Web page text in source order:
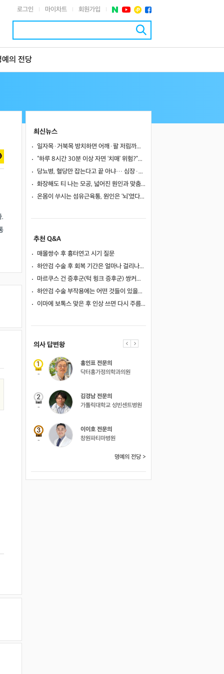
로그인 마이차트 회원가입
예의 전당
.
최신뉴스
일자목·거북목 방치하면 어깨·팔 저림까지…초기 관리가 중요한 이유
“하루 8시간 30분 이상 자면 ‘치매’ 위험?”… 혈액 속 알츠하이머 단백질 늘었다
당뇨병, 혈당만 잡는다고 끝 아냐… 심장·신장·발 건강 관리까지 챙겨야
화장해도 티 나는 모공, 넓어진 원인과 맞춤 치료법
온몸이 쑤시는 섬유근육통, 원인은 ‘뇌’였다… 250만 명 연구로 첫 입증
추천 Q&A
매몰쌍수 후 흉터연고 시기 질문
하안검 수술 후 회복 기간은 얼마나 걸리나요?
마르쿠스 건 증후군(턱 윙크 증후군) 쌍커풀 수술 가능 여부
하안검 수술 부작용에는 어떤 것들이 있을까요?
이마에 보톡스 맞은 후 인상 쓰면 다시 주름이 생길까요?
의사 답변왕
-
홍인표 전문의
닥터홍가정의학과의원
-
김경남 전문의
가톨릭대학교 성빈센트병원
-
이이호 전문의
창원파티마병원
명예의 전당 >